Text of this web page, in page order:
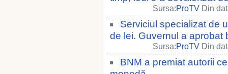
Sursa:ProTV Din
Serviciul specializat de
de lei. Guvernul a aprobat
Sursa:ProTV Din
BNM a premiat autorii